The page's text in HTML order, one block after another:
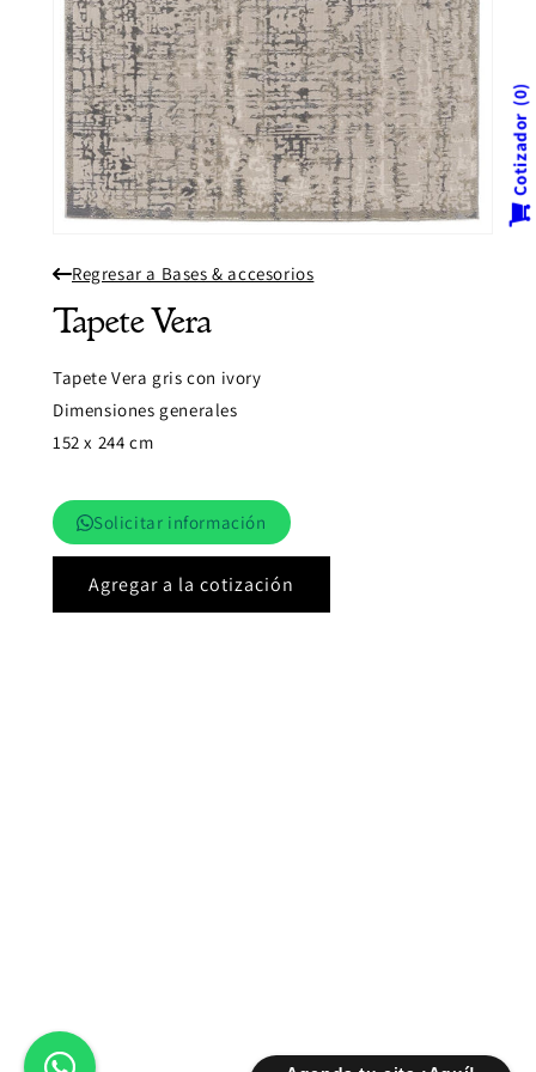
multimedia
en
una
modal
Regresar a Bases & accesorios
Tapete Vera
Tapete Vera gris con ivory
Dimensiones generales
152 x 244 cm
Solicitar información
Agregar a la cotización
Cotizador
0